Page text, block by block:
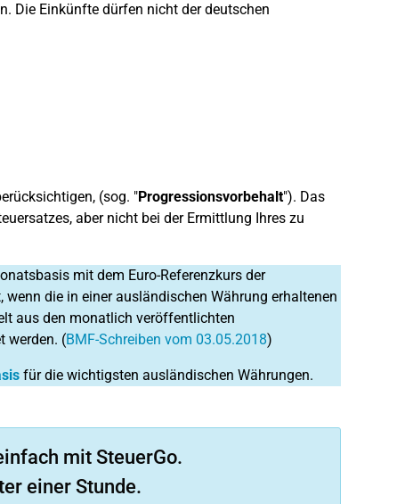
Die Einkünfte dürfen nicht der deutschen
(sog. "Progressionsvorbehalt"). Das
aber nicht bei der Ermittlung Ihres zu
mit dem Euro-Referenzkurs der
die in einer ausländischen Währung erhaltenen
aus den monatlich veröffentlichten
werden. (BMF-Schreiben vom 03.05.2018)
für die wichtigsten ausländischen Währungen.
mit SteuerGo.
einer Stunde.